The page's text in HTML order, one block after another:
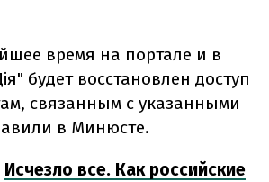
время на портале и в
будет восстановлен доступ
связанным с указанными
в Минюсте.
Исчезло все. Как российские